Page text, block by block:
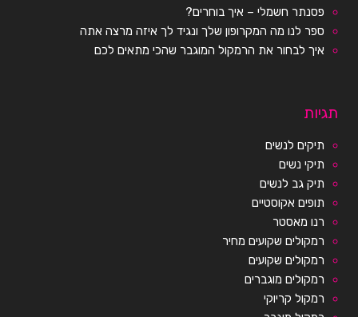
תגיות
תיקים לנשים
תיקי נשים
תיק גב לנשים
תופים אקוסטיים
רנו מאסטר
רמקולים שקועים מחיר
רמקולים שקועים
רמקולים מוגברים
רמקול קריוקי
פסנתר חשמלי – איך בוחרים?
ספר לנו מה המקרופון שלך ונגיד לך איזה מרצה אתה
איך לבחור את הרמקול המוגבר שהכי מתאים לכם